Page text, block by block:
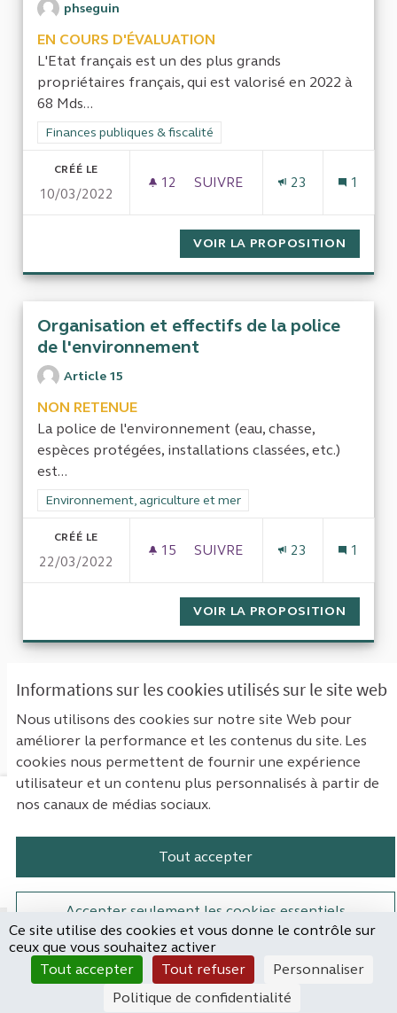
Informations sur les cookies utilisés sur le site web
Nous utilisons des cookies sur notre site Web pour
améliorer la performance et les contenus du site. Les
cookies nous permettent de fournir une expérience
utilisateur et un contenu plus personnalisés à partir de
nos canaux de médias sociaux.
Tout accepter
Accepter seulement les cookies essentiels
Paramètres
phseguin
EN COURS D'ÉVALUATION
L'Etat français est un des plus grands
propriétaires français, qui est valorisé en 2022 à
68 Mds...
Filtrer les résultats de la catégorie : Finances publiques &
Finances publiques & fiscalité
CRÉÉ LE
10/03/2022
12 12 ABONNÉS
SUIVRE 23 1
VOIR LA PROPOSITION
Organisation et effectifs de la police
de l'environnement
Article 15
NON RETENUE
La police de l'environnement (eau, chasse,
espèces protégées, installations classées, etc.)
est...
Filtrer les résultats de la catégorie : Environnement,
Environnement, agriculture et mer
CRÉÉ LE
22/03/2022
15 15 ABONNÉS
SUIVRE
23 1
VOIR LA PROPOSITION
« Première ‹ Précédent
Suivant ›
Dernière »
Voir toutes les propositions retirées
Mentions légales
Paramètres des cookies
Plateforme de participation de la
Plateforme de participation de la
Plateforme de participation
Plateforme de
Site réalisé par
Open Source Politics
(Lien externe)
grâce aulogiciel libre
Ce site utilise des cookies et vous donne le contrôle sur
ceux que vous souhaitez activer
Tout accepter
Tout refuser
Personnaliser
Politique de confidentialité